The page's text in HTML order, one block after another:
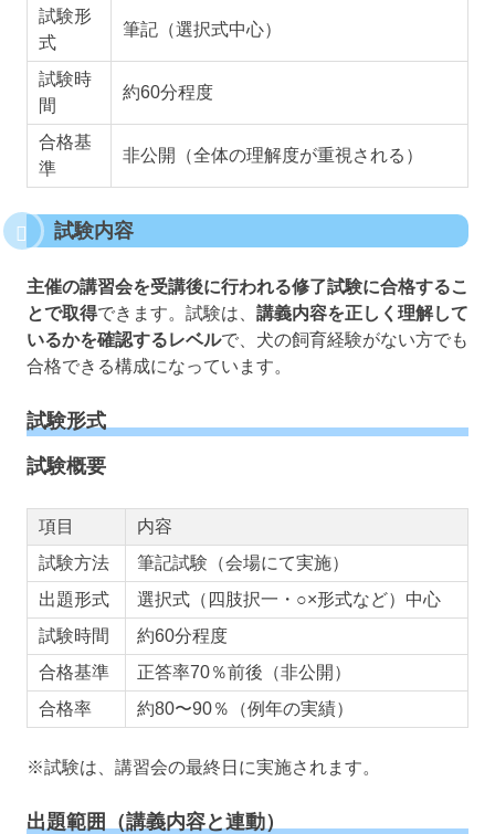
試験形
式
筆記（選択式中心）
試験時
間
約60分程度
合格基
準
非公開（全体の理解度が重視される）
試験内容
主催の講習会を受講後に行われる修了試験に合格するこ
とで取得できます。試験は、 講義内容を正しく理解して
いるかを確認するレベルで、犬の飼育経験がない方でも
合格できる構成になっています。
試験形式
試験概要
項目
内容
試験方法
筆記試験（会場にて実施）
出題形式
選択式（四肢択一・○×形式など）中心
試験時間
約60分程度
合格基準
正答率70％前後（非公開）
合格率
約80〜90％（例年の実績）
※試験は、講習会の最終日に実施されます。
出題範囲（講義内容と連動）